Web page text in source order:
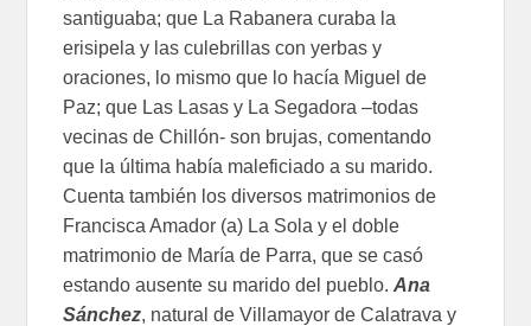
santiguaba; que La Rabanera curaba la
erisipela y las culebrillas con yerbas y
oraciones, lo mismo que lo hacía Miguel de
Paz; que Las Lasas y La Segadora –todas
vecinas de Chillón- son brujas, comentando
que la última había maleficiado a su marido.
Cuenta también los diversos matrimonios de
Francisca Amador (a) La Sola y el doble
matrimonio de María de Parra, que se casó
estando ausente su marido del pueblo.Ana
Sánchez, natural de Villamayor de Calatrava y